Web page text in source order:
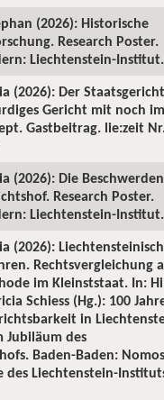
(2026): Historische
Research Poster.
Liechtenstein-Institut.
(2026): Der
Gericht mit noch
Gastbeitrag. lie:zeit
(2026): Die
Research Poster.
Liechtenstein-Institut.
(2026):
Rechtsvergleichung
im Kleinststaat. In:
Schiess (Hg.): 100
in
Jubiläum des
Baden-Baden: Nomos
des Liechtenstein-